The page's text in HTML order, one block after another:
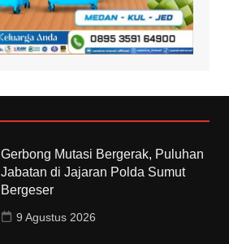
Gerbong Mutasi Bergerak, Puluhan
Jabatan di Jajaran Polda Sumut
Bergeser
9 Agustus 2026